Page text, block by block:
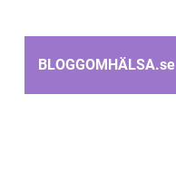
BLOGGOMHÄLSA.se